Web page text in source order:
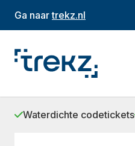
Ga naartrekz.nl
Waterdichte codetickets